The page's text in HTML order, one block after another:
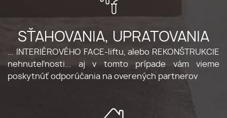
SŤAHOVANIA, UPRATOVANIA
... INTERIÉROVÉHO FACE-liftu, alebo REKONŠTRUKCIE
nehnuteľnosti... aj v tomto prípade vám vieme
poskytnúť odporúčania na overených partnerov